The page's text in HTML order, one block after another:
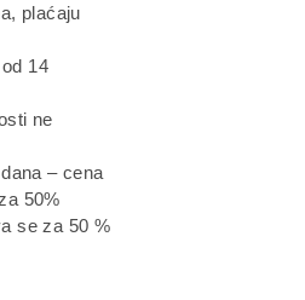
plaćaju
14
ne
– cena
50%
se za 50 %